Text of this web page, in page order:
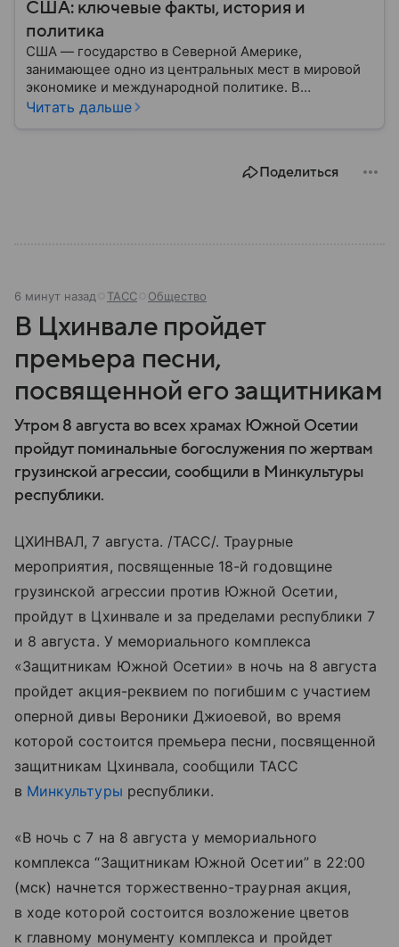
США: ключевые факты, история и
политика
США — государство в Северной Америке,
занимающее одно из центральных мест в мировой
экономике и международной политике. В
материале — основные сведения об этой стране.
Читать дальше
Поделиться
6 минут назад ТАСС Общество
В Цхинвале пройдет
премьера песни,
посвященной его защитникам
Утром 8 августа во всех храмах Южной Осетии
пройдут поминальные богослужения по жертвам
грузинской агрессии, сообщили в Минкультуры
республики.
ЦХИНВАЛ, 7 августа. /ТАСС/. Траурные
мероприятия, посвященные 18-й годовщине
грузинской агрессии против Южной Осетии,
пройдут в Цхинвале и за пределами республики 7
и 8 августа. У мемориального комплекса
«Защитникам Южной Осетии» в ночь на 8 августа
пройдет акция-реквием по погибшим с участием
оперной дивы Вероники Джиоевой, во время
которой состоится премьера песни, посвященной
защитникам Цхинвала, сообщили ТАСС
в Минкультуры республики.
«В ночь с 7 на 8 августа у мемориального
комплекса “Защитникам Южной Осетии” в 22:00
(мск) начнется торжественно-траурная акция,
в ходе которой состоится возложение цветов
к главному монументу комплекса и пройдет